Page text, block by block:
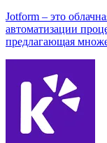
Jotform – это
автоматизации
предлагающая